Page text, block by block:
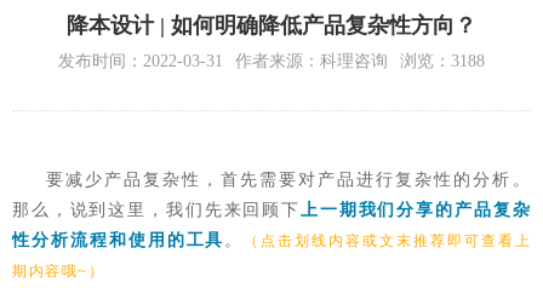
降本设计 | 如何明确降低产品复杂性方向？
发布时间：2022-03-31 作者来源：科理咨询 浏览：3188
要减少产品复杂性，首先需要对产品进行复杂性的分析。
那么，说到这里，我们先来回顾下上一期我们分享的产品复杂
性分析流程和使用的工具 。
（点击划线内容或文末推荐即可查看上
期内容哦~）